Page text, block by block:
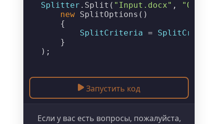
Splitter . Split ( "Input.docx" ,
new SplitOptions ()
    {
SplitCriteria =
    }
Запустить код
Если у вас есть вопросы, пожалуйста,